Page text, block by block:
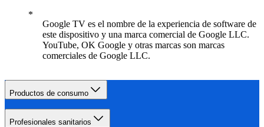
Google TV es el nombre de la experiencia de software de
este dispositivo y una marca comercial de Google LLC.
YouTube, OK Google y otras marcas son marcas
comerciales de Google LLC.
Productos de consumo
Profesionales sanitarios